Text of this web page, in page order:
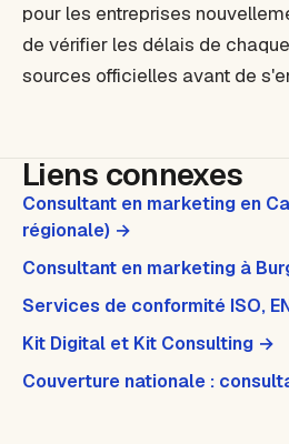
pour les entreprises
de vérifier les délais de
sources officielles avant de
Liens connexes
Consultant en marketing en
régionale) →
Consultant en marketing à
Services de conformité ISO,
Kit Digital et Kit Consulting →
Couverture nationale :